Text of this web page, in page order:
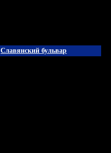
Славянский бульвар